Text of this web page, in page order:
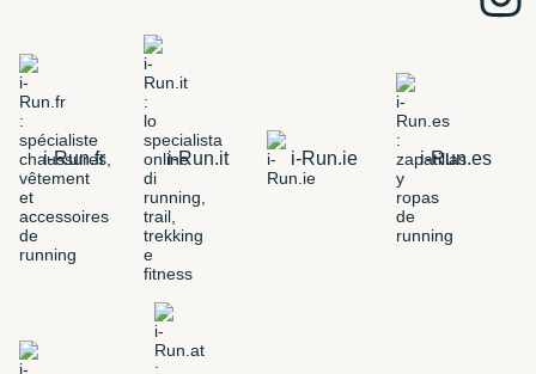
i-Run.fr i-Run.it i-Run.ie i-Run.es